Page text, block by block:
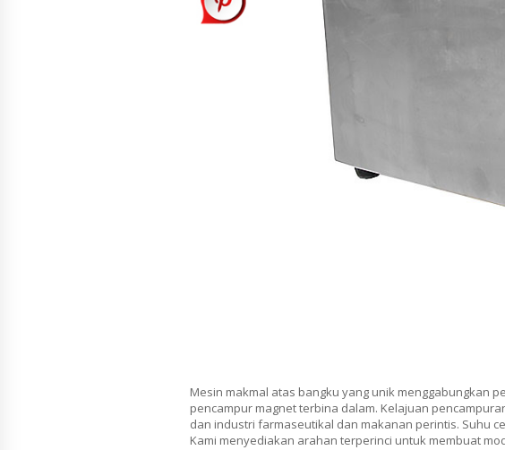
Mesin makmal atas bangku yang unik menggabungkan
pencampur magnet terbina dalam. Kelajuan
dan industri farmaseutikal dan makanan perintis. Suhu
Kami menyediakan arahan terperinci untuk membuat